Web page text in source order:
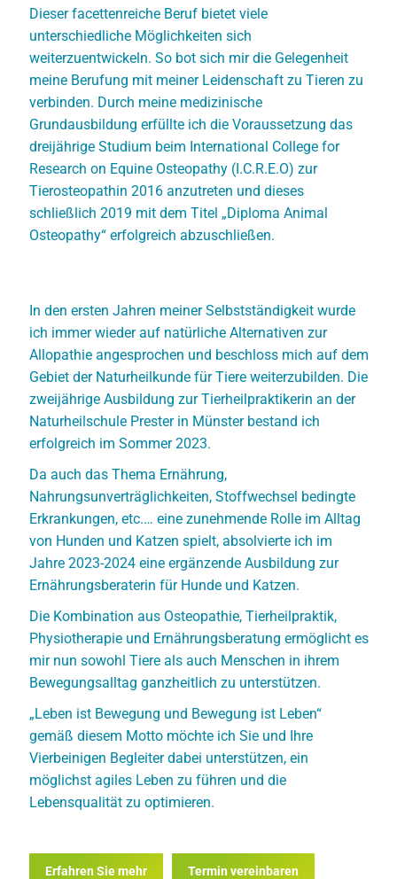
Dieser facettenreiche Beruf bietet viele
unterschiedliche Möglichkeiten sich
weiterzuentwickeln. So bot sich mir die Gelegenheit
meine Berufung mit meiner Leidenschaft zu Tieren zu
verbinden. Durch meine medizinische
Grundausbildung erfüllte ich die Voraussetzung das
dreijährige Studium beim International College for
Research on Equine Osteopathy (I.C.R.E.O) zur
Tierosteopathin 2016 anzutreten und dieses
schließlich 2019 mit dem Titel „Diploma Animal
Osteopathy“ erfolgreich abzuschließen.
In den ersten Jahren meiner Selbstständigkeit wurde
ich immer wieder auf natürliche Alternativen zur
Allopathie angesprochen und beschloss mich auf dem
Gebiet der Naturheilkunde für Tiere weiterzubilden. Die
zweijährige Ausbildung zur Tierheilpraktikerin an der
Naturheilschule Prester in Münster bestand ich
erfolgreich im Sommer 2023.
Da auch das Thema Ernährung,
Nahrungsunverträglichkeiten, Stoffwechsel bedingte
Erkrankungen, etc.… eine zunehmende Rolle im Alltag
von Hunden und Katzen spielt, absolvierte ich im
Jahre 2023-2024 eine ergänzende Ausbildung zur
Ernährungsberaterin für Hunde und Katzen.
Die Kombination aus Osteopathie, Tierheilpraktik,
Physiotherapie und Ernährungsberatung ermöglicht es
mir nun sowohl Tiere als auch Menschen in ihrem
Bewegungsalltag ganzheitlich zu unterstützen.
„Leben ist Bewegung und Bewegung ist Leben“
gemäß diesem Motto möchte ich Sie und Ihre
Vierbeinigen Begleiter dabei unterstützen, ein
möglichst agiles Leben zu führen und die
Lebensqualität zu optimieren.
Erfahren Sie mehr Termin vereinbaren